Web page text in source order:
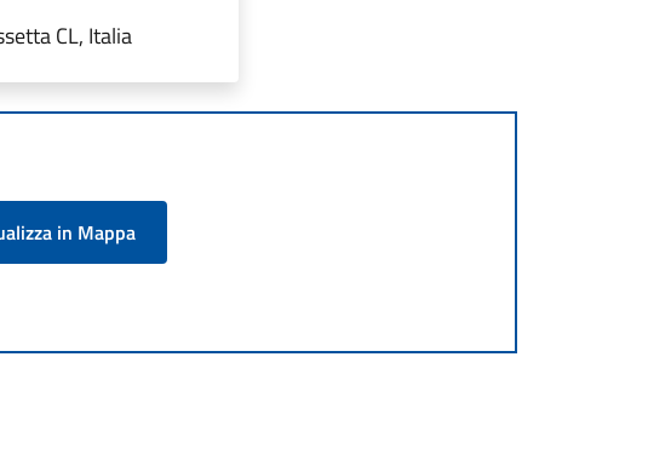
CL, Italia
in Mappa